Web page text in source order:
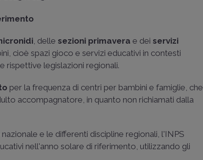
, delle sezioni primavera e dei servizi
cioè spazi gioco e servizi educativi in contesti
rispettive legislazioni regionali.
per la frequenza di centri per bambini e famiglie, che
accompagnatore, in quanto non richiamati dalla
e le differenti discipline regionali, l'INPS
nell'anno solare di riferimento, utilizzando gli